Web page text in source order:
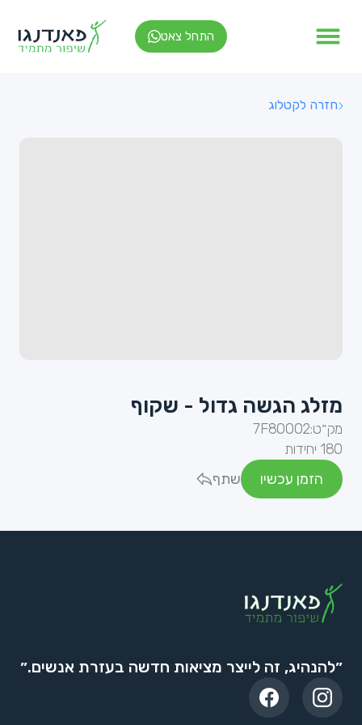
התחל צאט
חזרה לקטלוג
מזלג הגשה גדול - שקוף
מק״ט:7F80002
180 יחידות
הזמן עכשיו
שתף
״להנהיג, זה לייצר מציאות חדשה בעזרת אנשים.״